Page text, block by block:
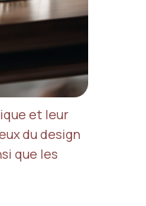
et leur
du design
que les